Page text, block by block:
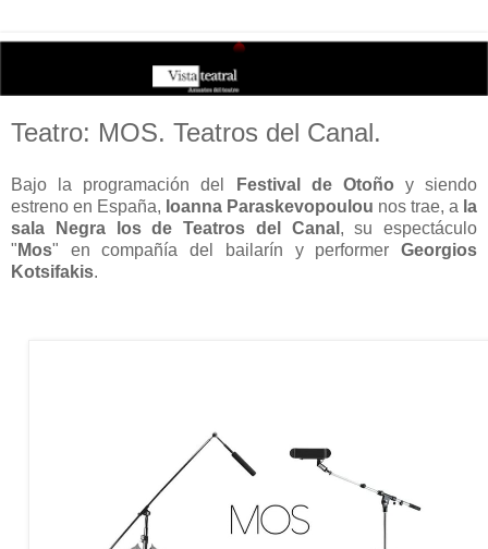
Teatro: MOS. Teatros del Canal.
Bajo la programación del Festival de Otoño y siendo
estreno en España, Ioanna Paraskevopoulou nos trae, a la
sala Negra los de Teatros del Canal , su espectáculo
" Mos" en compañía del bailarín y performer
Georgios
Kotsifakis.